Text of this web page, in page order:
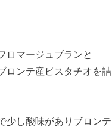
ロマージュブランと
ロンテ産ピスタチオを詰
少し酸味がありブロンテ